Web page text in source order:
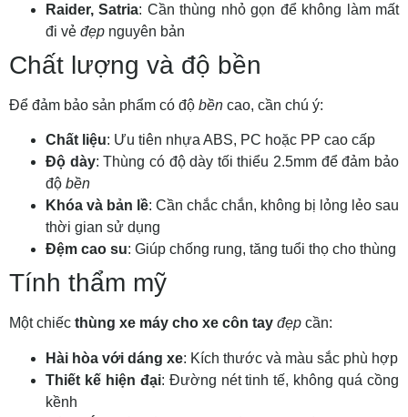
Raider, Satria: Cần thùng nhỏ gọn để không làm mất
đi vẻ đẹp nguyên bản
Chất lượng và độ bền
Để đảm bảo sản phẩm có độ bền cao, cần chú ý:
Chất liệu: Ưu tiên nhựa ABS, PC hoặc PP cao cấp
Độ dày: Thùng có độ dày tối thiểu 2.5mm để đảm bảo
độ bền
Khóa và bản lề: Cần chắc chắn, không bị lỏng lẻo sau
thời gian sử dụng
Đệm cao su: Giúp chống rung, tăng tuổi thọ cho thùng
Tính thẩm mỹ
Một chiếc thùng xe máy cho xe côn tay đẹp cần:
Hài hòa với dáng xe: Kích thước và màu sắc phù hợp
Thiết kế hiện đại: Đường nét tinh tế, không quá cồng
kềnh